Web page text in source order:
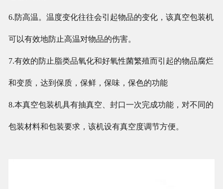
6.防高温。温度变化往往会引起物品的变化，该真空包装机
可以有效地防止高温对物品的伤害。
7.有效的防止脂类品氧化和好氧性菌繁殖而引起的物品腐烂
和变质，达到保质，保鲜，保味，保色的功能
8.本真空包装机具有抽真空、封口一次完成功能，对不同的
包装材料和包装要求，该机设有真空度调节方便。